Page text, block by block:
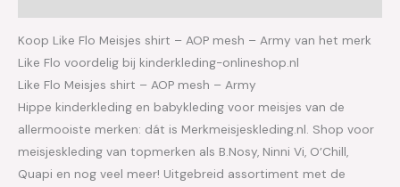
Koop Like Flo Meisjes shirt – AOP mesh – Army van het merk
Like Flo voordelig bij kinderkleding-onlineshop.nl
Like Flo Meisjes shirt – AOP mesh – Army
Hippe kinderkleding en babykleding voor meisjes van de
allermooiste merken: dát is Merkmeisjeskleding.nl. Shop voor
meisjeskleding van topmerken als B.Nosy, Ninni Vi, O’Chill,
Quapi en nog veel meer! Uitgebreid assortiment met de